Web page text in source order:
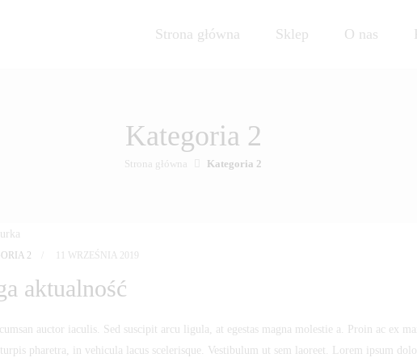
menuStrona główna Sklep O nas
Kategoria 2
Strona główna Kategoria 2
2 11 WRZEŚNIA 2019
aktualność
auctor iaculis. Sed suscipit arcu ligula, at egestas magna molestie a. Proin ac ex
turpis pharetra, in vehicula lacus scelerisque. Vestibulum ut sem laoreet. Lorem ipsum